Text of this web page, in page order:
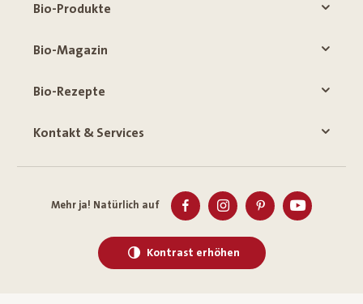
Bio-Produkte
Bio-Magazin
Bio-Rezepte
Kontakt & Services
Mehr ja! Natürlich auf
Kontrast erhöhen